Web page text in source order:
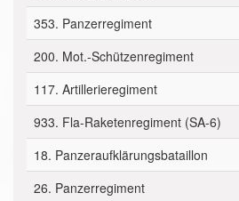
353. Panzerregiment
200. Mot.-Schützenregiment
117. Artillerieregiment
933. Fla-Raketenregiment (SA-6)
18. Panzeraufklärungsbataillon
26. Panzerregiment